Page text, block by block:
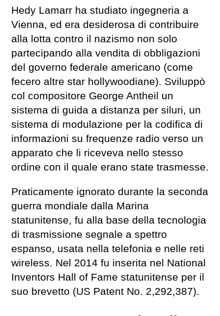
Hedy Lamarr ha studiato ingegneria a
Vienna, ed era desiderosa di contribuire
alla lotta contro il nazismo non solo
partecipando alla vendita di obbligazioni
del governo federale americano (come
fecero altre star hollywoodiane). Sviluppò
col compositore George Antheil un
sistema di guida a distanza per siluri, un
sistema di modulazione per la codifica di
informazioni su frequenze radio verso un
apparato che li riceveva nello stesso
ordine con il quale erano state trasmesse.
Praticamente ignorato durante la seconda
guerra mondiale dalla Marina
statunitense, fu alla base della tecnologia
di trasmissione segnale a spettro
espanso, usata nella telefonia e nelle reti
wireless. Nel 2014 fu inserita nel National
Inventors Hall of Fame statunitense per il
suo brevetto (US Patent No. 2,292,387).